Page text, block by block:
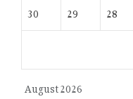
August 2026
28
29
30